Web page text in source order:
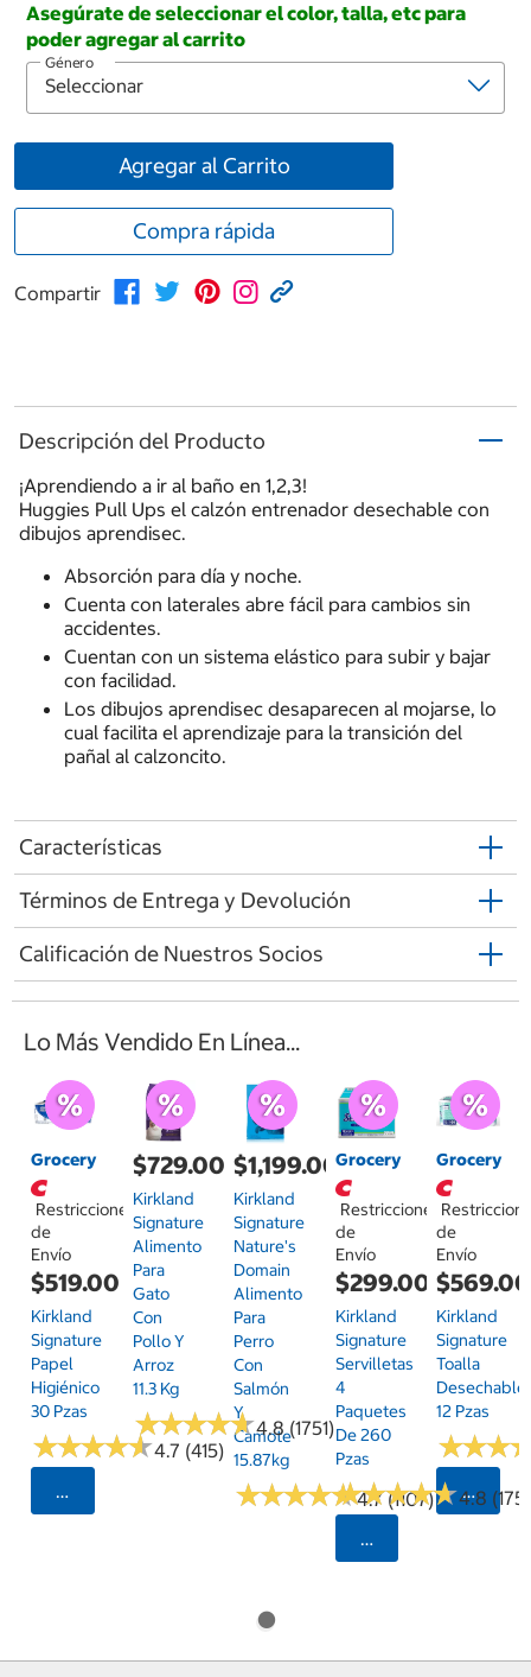
Asegúrate de seleccionar el color, talla, etc para
poder agregar al carrito
Género
Agregar al Carrito
Compra rápida
Compartir
Descripción del Producto
¡Aprendiendo a ir al baño en 1,2,3!
Huggies Pull Ups el calzón entrenador desechable con
dibujos aprendisec.
Absorción para día y noche.
Cuenta con laterales abre fácil para cambios sin
accidentes.
Cuentan con un sistema elástico para subir y bajar
con facilidad.
Los dibujos aprendisec desaparecen al mojarse, lo
cual facilita el aprendizaje para la transición del
pañal al calzoncito.
Características
Términos de Entrega y Devolución
Calificación de Nuestros Socios
Lo Más Vendido En Línea...
Grocery
Restricciones
de
Envío
$519.00
Kirkland
Signature
Papel
Higiénico
30 Pzas
★★★★★
★★★★★4.7 (415)
Seleccionar Código Postal
$729.00
Kirkland
Signature
Alimento
Para
Gato
Con
Pollo Y
Arroz
11.3 Kg
★★★★★
★★★★★4.8 (1751)
$1,199.00
Kirkland
Signature
Nature's
Domain
Alimento
Para
Perro
Con
Salmón
Y
Camote
15.87kg
★★★★★
★★★★★4.7 (1107)
Grocery
Restricciones
de
Envío
$299.00
Kirkland
Signature
Servilletas
4
Paquetes
De 260
Pzas
★★★★★
★★★★★4.8 (175)
Seleccionar
Grocery
de
Envío
$569.00
Kirkland
Signature
Toalla
Desechable
12 Pzas
★★★
★★★